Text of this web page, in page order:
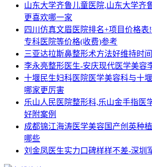
山东大学齐鲁儿童医院,山东大学齐
更喜欢哪一家
四川仿真文眉医院排名+项目价格
专科医院等价格(收费)参考
三亚达拉斯鼻整形术方法好维持时
李永亮整形医生-安庆现代医学美容
十堰民生妇科医院医学美容科与十
哪家更厉害
乐山人民医院整形科,乐山金手指医
好附案例
成都锦江海涛医学美容国产创英种
哪些
刘金凤医生实力口碑样样不差-深圳